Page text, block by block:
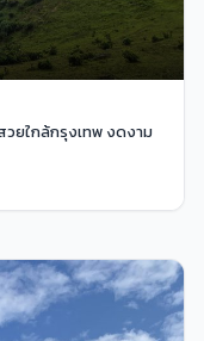
วยใกล้กรุงเทพ งดงาม